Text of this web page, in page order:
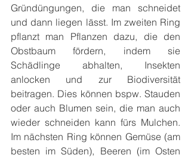
Gründüngungen, die man schneidet
und dann liegen lässt. Im zweiten Ring
pflanzt man Pflanzen dazu, die den
Obstbaum fördern, indem sie
Schädlinge abhalten, Insekten
anlocken und zur Biodiversität
beitragen. Dies können bspw. Stauden
oder auch Blumen sein, die man auch
wieder schneiden kann fürs Mulchen.
Im nächsten Ring können Gemüse (am
besten im Süden), Beeren (im Osten